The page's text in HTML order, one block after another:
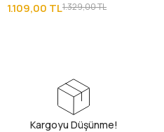
1.109,00 TL1.329,00 TL
Kargoyu Düşünme!